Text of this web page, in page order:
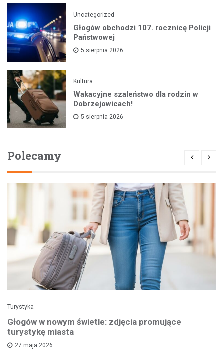
Uncategorized
Głogów obchodzi 107. rocznicę Policji
Państwowej
5 sierpnia 2026
Kultura
Wakacyjne szaleństwo dla rodzin w
Dobrzejowicach!
5 sierpnia 2026
Polecamy
Turystyka
Głogów w nowym świetle: zdjęcia promujące
turystykę miasta
27 maja 2026